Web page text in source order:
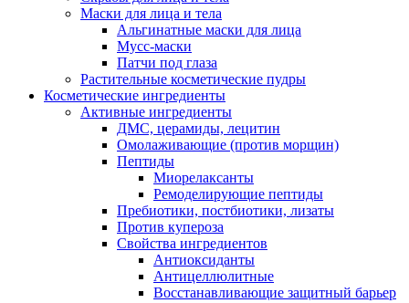
Маски для лица и тела
Альгинатные маски для лица
Мусс-маски
Патчи под глаза
Растительные косметические пудры
Косметические ингредиенты
Активные ингредиенты
ДМС, церамиды, лецитин
Омолаживающие (против морщин)
Пептиды
Миорелаксанты
Ремоделирующие пептиды
Пребиотики, постбиотики, лизаты
Против купероза
Свойства ингредиентов
Антиоксиданты
Антицеллюлитные
Восстанавливающие защитный барьер